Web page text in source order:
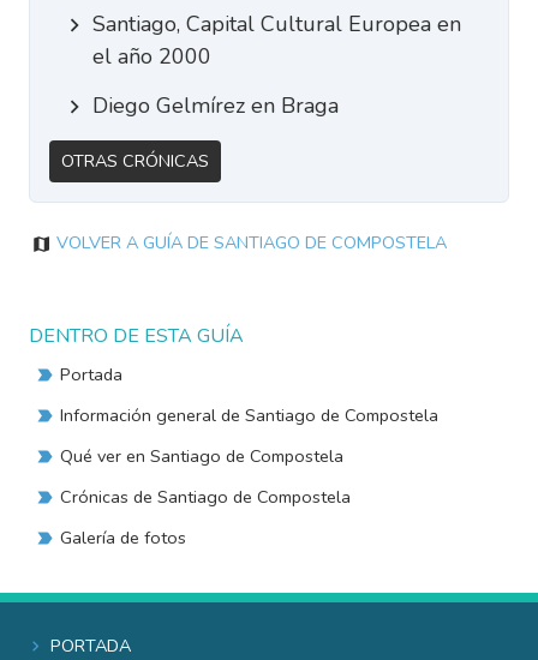
Santiago, Capital Cultural Europea en
el año 2000
Diego Gelmírez en Braga
Otras Crónicas
Volver a Guía de Santiago de Compostela
DENTRO DE ESTA GUÍA
Portada
Información general de Santiago de Compostela
Qué ver en Santiago de Compostela
Crónicas de Santiago de Compostela
Galería de fotos
Portada